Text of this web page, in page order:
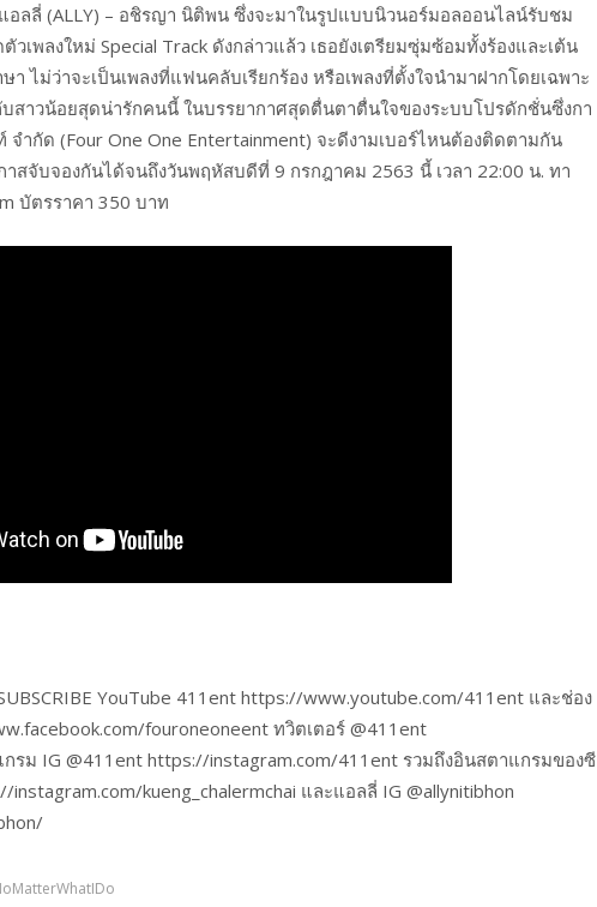
อลลี่ (ALLY) – อชิรญา นิติพน ซึ่งจะมาในรูปแบบนิวนอร์มอลออนไลน์รับชม
เพลงใหม่ Special Track ดังกล่าวแล้ว เธอยังเตรียมซุ่มซ้อมทั้งร้องและเต้น
ไม่ว่าจะเป็นเพลงที่แฟนคลับเรียกร้อง หรือเพลงที่ตั้งใจนำมาฝากโดยเฉพาะ
สาวน้อยสุดน่ารักคนนี้ ในบรรยากาศสุดตื่นตาตื่นใจของระบบโปรดักชั่นซึ่งกา
จำกัด (Four One One Entertainment) จะดีงามเบอร์ไหนต้องติดตามกัน
าสจับจองกันได้จนถึงวันพฤหัสบดีที่ 9 กรกฎาคม 2563 นี้ เวลา 22:00 น. ทา
บัตรราคา 350 บาท
YouTube 411ent https://www.youtube.com/411ent และช่อง
fouroneoneent ทวิตเตอร์ @411ent
ม IG @411ent https://instagram.com/411ent รวมถึงอินสตาแกรมของซี
instagram.com/kueng_chalermchai และแอลลี่ IG @allynitibhon